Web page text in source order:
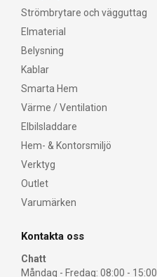
Strömbrytare och vägguttag
Elmaterial
Belysning
Kablar
Smarta Hem
Värme / Ventilation
Elbilsladdare
Hem- & Kontorsmiljö
Verktyg
Outlet
Varumärken
Kontakta oss
Chatt
Måndag - Fredag: 08:00 - 15:00